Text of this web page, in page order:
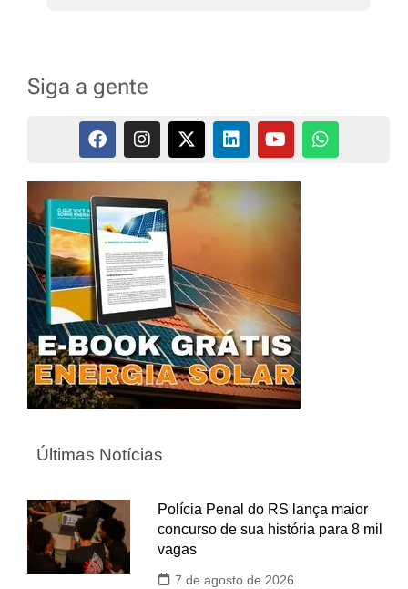
Siga a gente
Últimas Notícias
Polícia Penal do RS lança maior
concurso de sua história para 8 mil
vagas
7 de agosto de 2026